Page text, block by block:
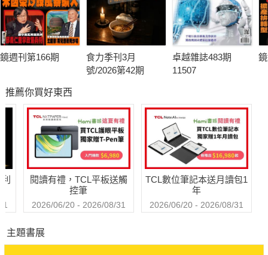
鏡週刊第166期
食力季刊3月
號/2026第42期
卓越雜誌483期
11507
推薦你買好東西
閱讀有禮，TCL平板送觸
控筆
2026/06/20 - 2026/08/31
TCL數位筆記本送月讀包1
年
2026/06/20 - 2026/08/31
主題書展